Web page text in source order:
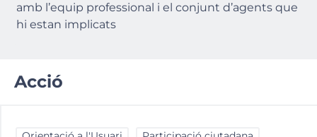
amb l’equip professional i el conjunt d’agents que
hi estan implicats
Acció